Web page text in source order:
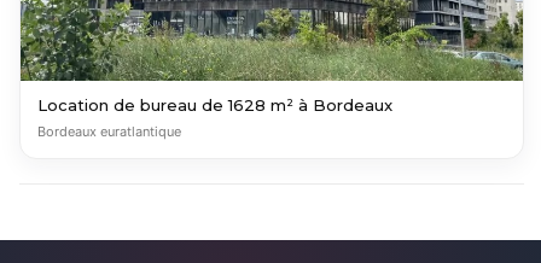
Location de bureau de 1628 m² à Bordeaux
Bordeaux euratlantique